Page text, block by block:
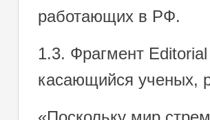
работающих в РФ.
1.3. Фрагмент
касающийся ученых,